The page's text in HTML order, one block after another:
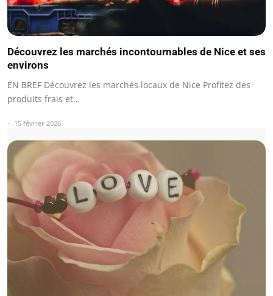
Découvrez les marchés incontournables de Nice et ses
environs
EN BREF Découvrez les marchés locaux de Nice Profitez des
produits frais et…
15 février 2026